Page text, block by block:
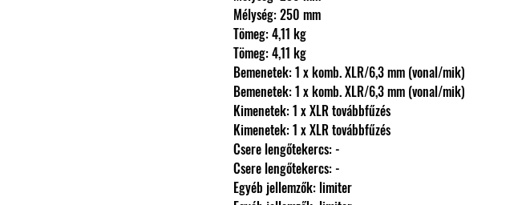
                Mélység: 250 mm
                Tömeg: 4,11 kg
                Tömeg: 4,11 kg
                Bemenetek: 1 x komb. XLR/6,3 mm (vonal/mik)
                Bemenetek: 1 x komb. XLR/6,3 mm (vonal/mik)
                Kimenetek: 1 x XLR továbbfűzés
                Kimenetek: 1 x XLR továbbfűzés
                Csere lengőtekercs: -
                Csere lengőtekercs: -
                Egyéb jellemzők: limiter